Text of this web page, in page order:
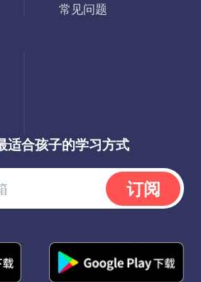
常见问题
适合孩子的学习方式
订阅